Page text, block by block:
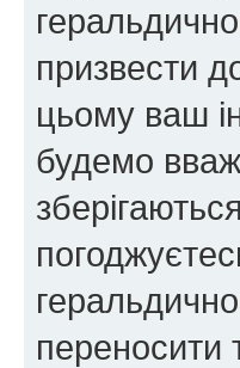
призвести
цьому ваш
будемо
переносити